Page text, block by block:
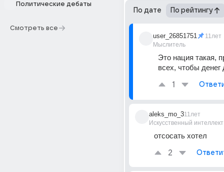
Политические дебаты
Смотреть все
По дате По рейтингу
user_26851751
Мыслитель
11лет
Это нация такая,
всех, чтобы денег
1
aleks_mo_3
Искусственный интеллект
11лет
отсосать хотел
2